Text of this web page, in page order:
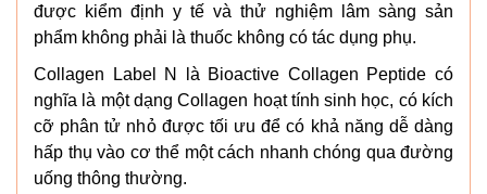
được kiểm định y tế và thử nghiệm lâm sàng sản
phẩm không phải là thuốc không có tác dụng phụ.
Collagen Label N là Bioactive Collagen Peptide có
nghĩa là một dạng Collagen hoạt tính sinh học, có kích
cỡ phân tử nhỏ được tối ưu để có khả năng dễ dàng
hấp thụ vào cơ thể một cách nhanh chóng qua đường
uống thông thường.